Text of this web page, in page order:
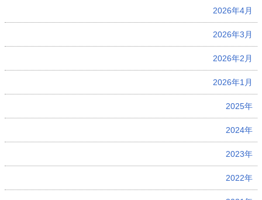
2026年4月
2026年3月
2026年2月
2026年1月
2025年
2024年
2023年
2022年